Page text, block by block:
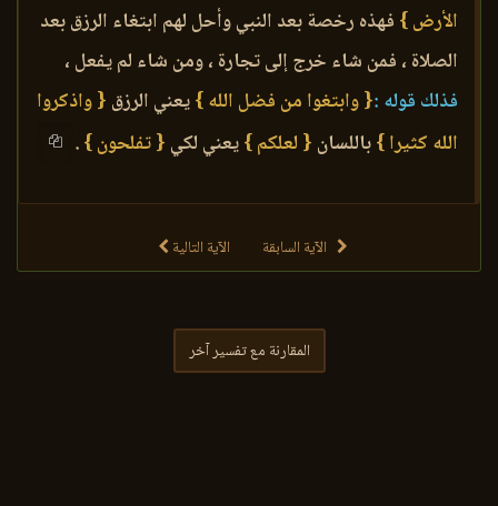
الأرض } فهذه رخصة بعد النبي وأحل لهم ابتغاء الرزق بعد
الصلاة ، فمن شاء خرج إلى تجارة ، ومن شاء لم يفعل ،
فذلك قوله :{ وابتغوا من فضل الله }يعني الرزق { واذكروا
الله كثيرا }باللسان { لعلكم }يعني لكي { تفلحون }.
الآية السابقة الآية التالية
المقارنة مع تفسير آخر